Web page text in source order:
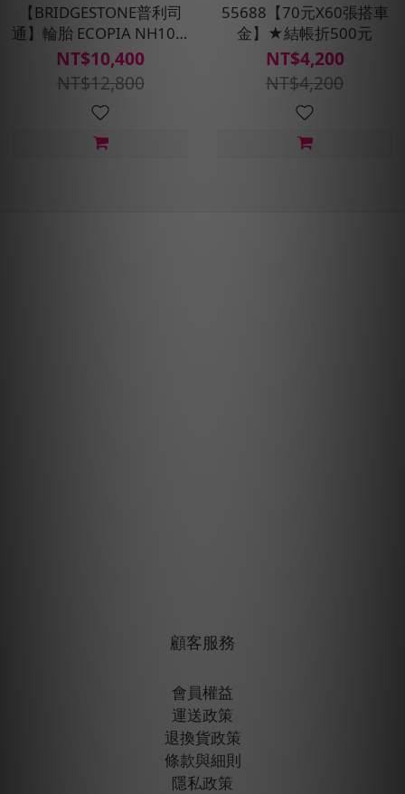
【BRIDGESTONE普利司
通】輪胎 ECOPIA NH100-
205/55R16_四入組(含安裝
定位平衡)
NT$10,400
NT$12,800
55688【70元X60張搭車
金】★結帳折500元
NT$4,200
NT$4,200
顧客服務
會員權益
運送政策
退換貨政策
條款與細則
隱私政策